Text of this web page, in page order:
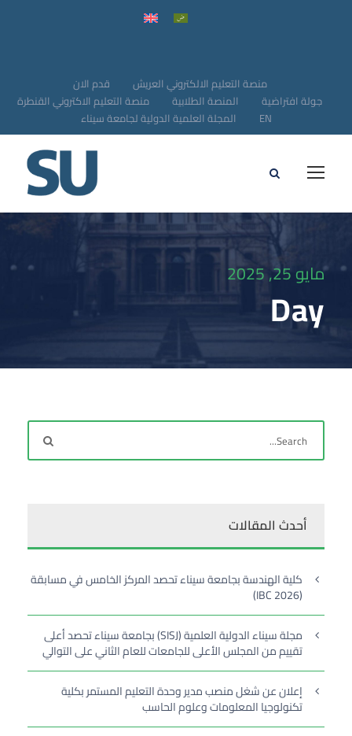
قدم الان
منصة التعليم الالكتروني العريش
منصة التعليم الاكتروني القنطرة
المنصة الطلابية
جولة افتراضية
المجلة العلمية الدولية لجامعة سيناء
EN
مايو 25, 2025
Day
أحدث المقالات
كلية الهندسة بجامعة سيناء تحصد المركز الخامس في مسابقة
(IBC 2026)
مجلة سيناء الدولية العلمية (SISJ) بجامعة سيناء تحصد أعلى
تقييم من المجلس الأعلى للجامعات للعام الثاني على التوالي
إعلان عن شغل منصب مدير وحدة التعليم المستمر بكلية
تكنولوجيا المعلومات وعلوم الحاسب